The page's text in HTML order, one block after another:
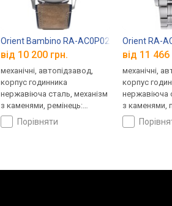
Orient Bambino RA-AC0P02L
від 10 200 грн.
механічні, автопідзавод,
корпус годинника
нержавіюча сталь, механізм
з каменями, ремінець:
ремінець шкіряний, WR 30,
Японія
порівняти
Orient RA-
від 11 466
механічні,
корпус
нержавіюча
з каменями,
кришка,
сталь, WR